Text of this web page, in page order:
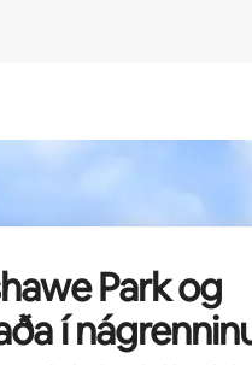
Park og
í